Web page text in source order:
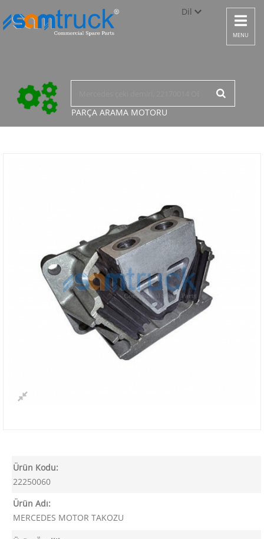
Dil
Türkçe
English
Toggle
MENU
PARÇA ARAMA MOTORU
Ürün Kodu:
22250060
Ürün Adı:
MERCEDES MOTOR TAKOZU